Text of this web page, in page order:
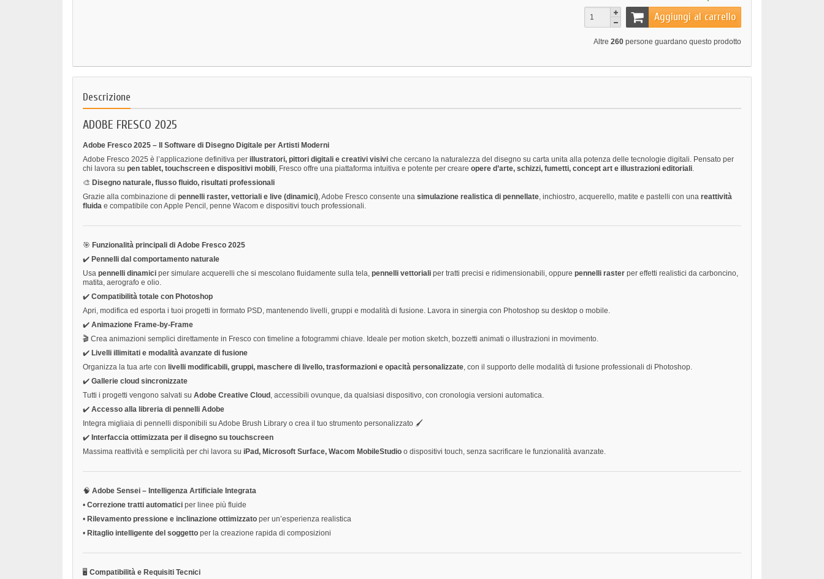
Aggiungi al carrello
Altre 260 persone guardano questo prodotto
Descrizione
ADOBE FRESCO 2025
Adobe Fresco 2025 – Il Software di Disegno Digitale per Artisti Moderni
Adobe Fresco 2025 è l’applicazione definitiva per illustratori, pittori digitali e creativi visivi che cercano la naturalezza del disegno su carta unita alla potenza delle tecnologie digitali. Pensato per
chi lavora su pen tablet, touchscreen e dispositivi mobili, Fresco offre una piattaforma intuitiva e potente per creare opere d’arte, schizzi, fumetti, concept art e illustrazioni editoriali.
🎨 Disegno naturale, flusso fluido, risultati professionali
Grazie alla combinazione di pennelli raster, vettoriali e live (dinamici), Adobe Fresco consente una simulazione realistica di pennellate, inchiostro, acquerello, matite e pastelli con una reattività
fluida e compatibile con Apple Pencil, penne Wacom e dispositivi touch professionali.
🎯 Funzionalità principali di Adobe Fresco 2025
✔️ Pennelli dal comportamento naturale
Usa pennelli dinamici per simulare acquerelli che si mescolano fluidamente sulla tela, pennelli vettoriali per tratti precisi e ridimensionabili, oppure pennelli raster per effetti realistici da carboncino,
matita, aerografo e olio.
✔️ Compatibilità totale con Photoshop
Apri, modifica ed esporta i tuoi progetti in formato PSD, mantenendo livelli, gruppi e modalità di fusione. Lavora in sinergia con Photoshop su desktop o mobile.
✔️ Animazione Frame-by-Frame
🎬 Crea animazioni semplici direttamente in Fresco con timeline a fotogrammi chiave. Ideale per motion sketch, bozzetti animati o illustrazioni in movimento.
✔️ Livelli illimitati e modalità avanzate di fusione
Organizza la tua arte con livelli modificabili, gruppi, maschere di livello, trasformazioni e opacità personalizzate, con il supporto delle modalità di fusione professionali di Photoshop.
✔️ Gallerie cloud sincronizzate
Tutti i progetti vengono salvati su Adobe Creative Cloud , accessibili ovunque, da qualsiasi dispositivo, con cronologia versioni automatica.
✔️ Accesso alla libreria di pennelli Adobe
Integra migliaia di pennelli disponibili su Adobe Brush Library o crea il tuo strumento personalizzato 🖌️
✔️ Interfaccia ottimizzata per il disegno su touchscreen
Massima reattività e semplicità per chi lavora su iPad, Microsoft Surface, Wacom MobileStudio o dispositivi touch, senza sacrificare le funzionalità avanzate.
🧠 Adobe Sensei – Intelligenza Artificiale Integrata
• Correzione tratti automatici per linee più fluide
• Rilevamento pressione e inclinazione ottimizzato per un’esperienza realistica
• Ritaglio intelligente del soggetto per la creazione rapida di composizioni
🖥️ Compatibilità e Requisiti Tecnici